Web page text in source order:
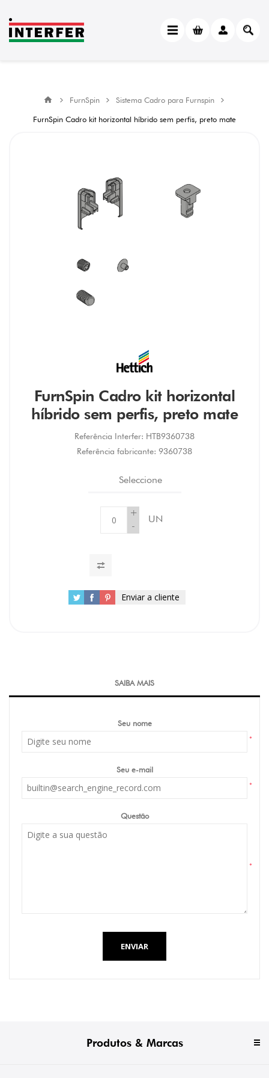
FurnSpin
Sistema Cadro para Furnspin
FurnSpin Cadro kit horizontal híbrido sem perfis, preto mate
FurnSpin Cadro kit horizontal
híbrido sem perfis, preto mate
Referência Interfer: HTB9360738
Referência fabricante: 9360738
Seleccione
+
-
UN
Enviar a cliente
SAIBA MAIS
Seu nome
*
Seu e-mail
*
Questão
*
ENVIAR
Produtos & Marcas